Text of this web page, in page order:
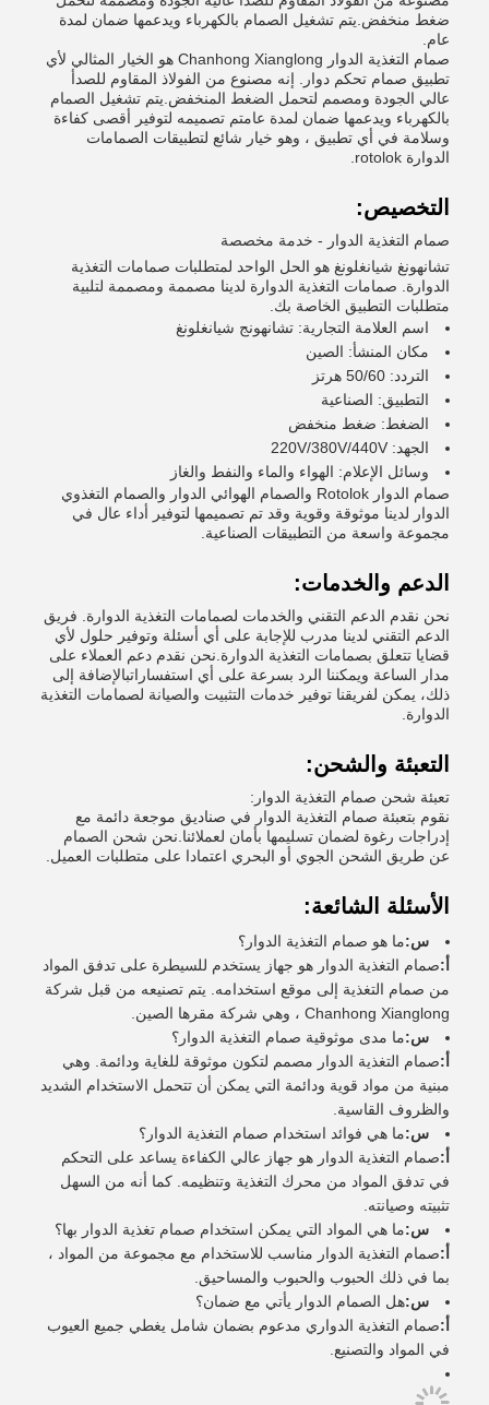
ضغط منخفض.يتم تشغيل الصمام بالكهرباء ويدعمها ضمان لمدة
عام.
صمام التغذية الدوار Chanhong Xianglong هو الخيار المثالي لأي
تطبيق صمام تحكم دوار. إنه مصنوع من الفولاذ المقاوم للصدأ
عالي الجودة ومصمم لتحمل الضغط المنخفض.يتم تشغيل الصمام
بالكهرباء ويدعمها ضمان لمدة عامتم تصميمه لتوفير أقصى كفاءة
وسلامة في أي تطبيق ، وهو خيار شائع لتطبيقات الصمامات
الدوارة rotolok.
التخصيص:
صمام التغذية الدوار - خدمة مخصصة
تشانهونغ شيانغلونغ هو الحل الواحد لمتطلبات صمامات التغذية
الدوارة. صمامات التغذية الدوارة لدينا مصممة ومصممة لتلبية
متطلبات التطبيق الخاصة بك.
اسم العلامة التجارية: تشانهونج شيانغلونغ
مكان المنشأ: الصين
التردد: 50/60 هرتز
التطبيق: الصناعية
الضغط: ضغط منخفض
الجهد: 220V/380V/440V
وسائل الإعلام: الهواء والماء والنفط والغاز
صمام الدوار Rotolok والصمام الهوائي الدوار والصمام التغذوي
الدوار لدينا موثوقة وقوية وقد تم تصميمها لتوفير أداء عال في
مجموعة واسعة من التطبيقات الصناعية.
الدعم والخدمات:
نحن نقدم الدعم التقني والخدمات لصمامات التغذية الدوارة. فريق
الدعم التقني لدينا مدرب للإجابة على أي أسئلة وتوفير حلول لأي
قضايا تتعلق بصمامات التغذية الدوارة.نحن نقدم دعم العملاء على
مدار الساعة ويمكننا الرد بسرعة على أي استفساراتبالإضافة إلى
ذلك، يمكن لفريقنا توفير خدمات التثبيت والصيانة لصمامات التغذية
الدوارة.
التعبئة والشحن:
تعبئة شحن صمام التغذية الدوار:
نقوم بتعبئة صمام التغذية الدوار في صناديق موجعة دائمة مع
إدراجات رغوة لضمان تسليمها بأمان لعملائنا.نحن شحن الصمام
عن طريق الشحن الجوي أو البحري اعتمادا على متطلبات العميل.
الأسئلة الشائعة:
س:ما هو صمام التغذية الدوار؟
أ:صمام التغذية الدوار هو جهاز يستخدم للسيطرة على تدفق المواد
من صمام التغذية إلى موقع استخدامه. يتم تصنيعه من قبل شركة
Chanhong Xianglong ، وهي شركة مقرها الصين.
س:ما مدى موثوقية صمام التغذية الدوار؟
أ:صمام التغذية الدوار مصمم لتكون موثوقة للغاية ودائمة. وهي
مبنية من مواد قوية ودائمة التي يمكن أن تتحمل الاستخدام الشديد
والظروف القاسية.
س:ما هي فوائد استخدام صمام التغذية الدوار؟
أ:صمام التغذية الدوار هو جهاز عالي الكفاءة يساعد على التحكم
في تدفق المواد من محرك التغذية وتنظيمه. كما أنه من السهل
تثبيته وصيانته.
س:ما هي المواد التي يمكن استخدام صمام تغذية الدوار بها؟
أ:صمام التغذية الدوار مناسب للاستخدام مع مجموعة من المواد ،
بما في ذلك الحبوب والحبوب والمساحيق.
س:هل الصمام الدوار يأتي مع ضمان؟
أ:صمام التغذية الدواري مدعوم بضمان شامل يغطي جميع العيوب
في المواد والتصنيع.